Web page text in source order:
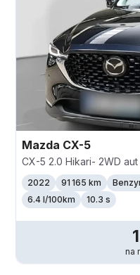
Mazda CX-5
CX-5 2.0 Hikari- 2WD aut
2022 91 165 km
6.4 l/100km
10.3 s
na